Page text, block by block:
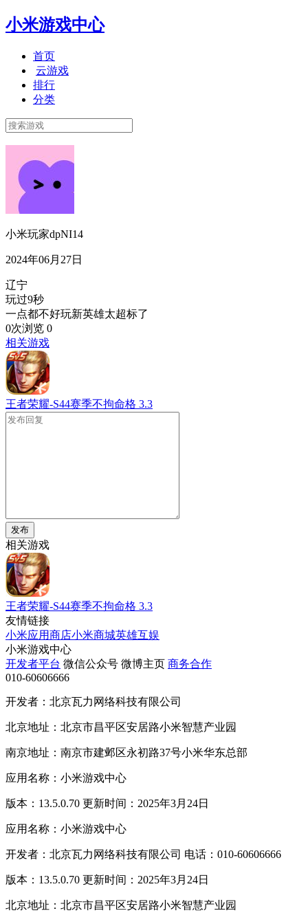
小米游戏中心
首页
云游戏
排行
分类
小米玩家dpNI14
2024年06月27日
辽宁
玩过9秒
一点都不好玩新英雄太超标了
0次浏览 0
相关游戏
王者荣耀-S44赛季不拘命格 3.3
发布
相关游戏
王者荣耀-S44赛季不拘命格 3.3
友情链接
小米应用商店小米商城英雄互娱
小米游戏中心
开发者平台 微信公众号 微博主页 商务合作
010-60606666
开发者：北京瓦力网络科技有限公司
北京地址：北京市昌平区安居路小米智慧产业园
南京地址：南京市建邺区永初路37号小米华东总部
应用名称：小米游戏中心
版本：13.5.0.70 更新时间：2025年3月24日
应用名称：小米游戏中心
开发者：北京瓦力网络科技有限公司 电话：010-60606666
版本：13.5.0.70 更新时间：2025年3月24日
北京地址：北京市昌平区安居路小米智慧产业园